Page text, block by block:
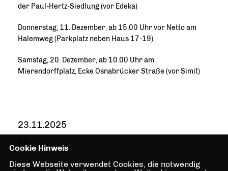
der Paul-Hertz-Siedlung (vor Edeka)
Donnerstag, 11. Dezember, ab 15.00 Uhr vor Netto am
Halemweg (Parkplatz neben Haus 17-19)
Samstag, 20. Dezember, ab 10.00 Uhr am
Mierendorffplatz, Ecke Osnabrücker Straße (vor Simit)
23.11.2025
SH
Cookie Hinweis
Diese Webseite verwendet Cookies, die notwendig